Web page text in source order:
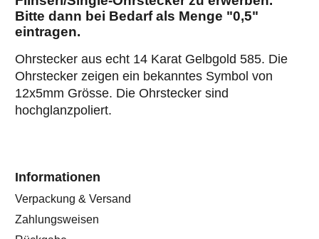
Bitte dann bei Bedarf als Menge "0,5"
eintragen.
Ohrstecker aus echt 14 Karat Gelbgold 585. Die
Ohrstecker zeigen ein bekanntes Symbol von
12x5mm Grösse. Die Ohrstecker sind
hochglanzpoliert.
Informationen
Verpackung & Versand
Zahlungsweisen